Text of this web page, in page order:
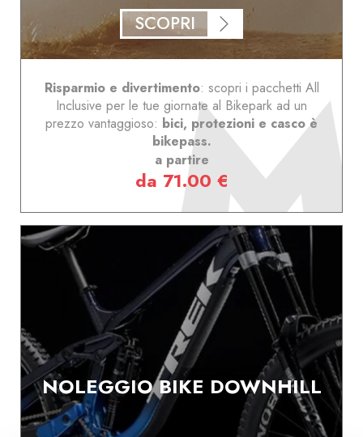
SCOPRI
Risparmio e divertimento: scopri i pacchetti All
Inclusive per le tue giornate al Bikepark ad un
prezzo vantaggioso: bici, protezioni e casco è
bikepass.
a partire
da 71.00 €
NOLEGGIO BIKE DOWNHILL